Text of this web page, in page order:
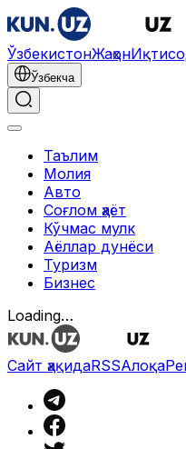
ЎзбекистонЖаҳон
Ўзбекча
Таълим
Молия
Авто
Соғлом ҳаёт
Кўчмас мулк
Аёллар дунёси
Туризм
Бизнес
Loading…
Сайт ҳақидаRSSАлоқа